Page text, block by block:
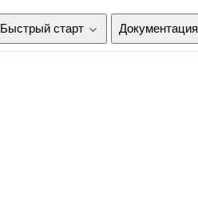
Быстрый старт Документация